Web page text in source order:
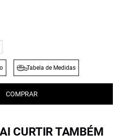
Tabela de Medidas
COMPRAR
CURTIR TAMBÉM